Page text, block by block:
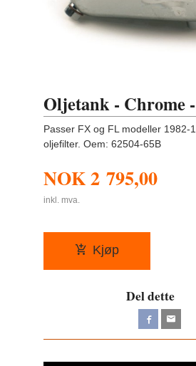
Oljetank - Chrome
Passer FX og FL modeller 1982-
oljefilter. Oem: 62504-65B
NOK2 795,00
inkl. mva.
Kjøp
Del dette